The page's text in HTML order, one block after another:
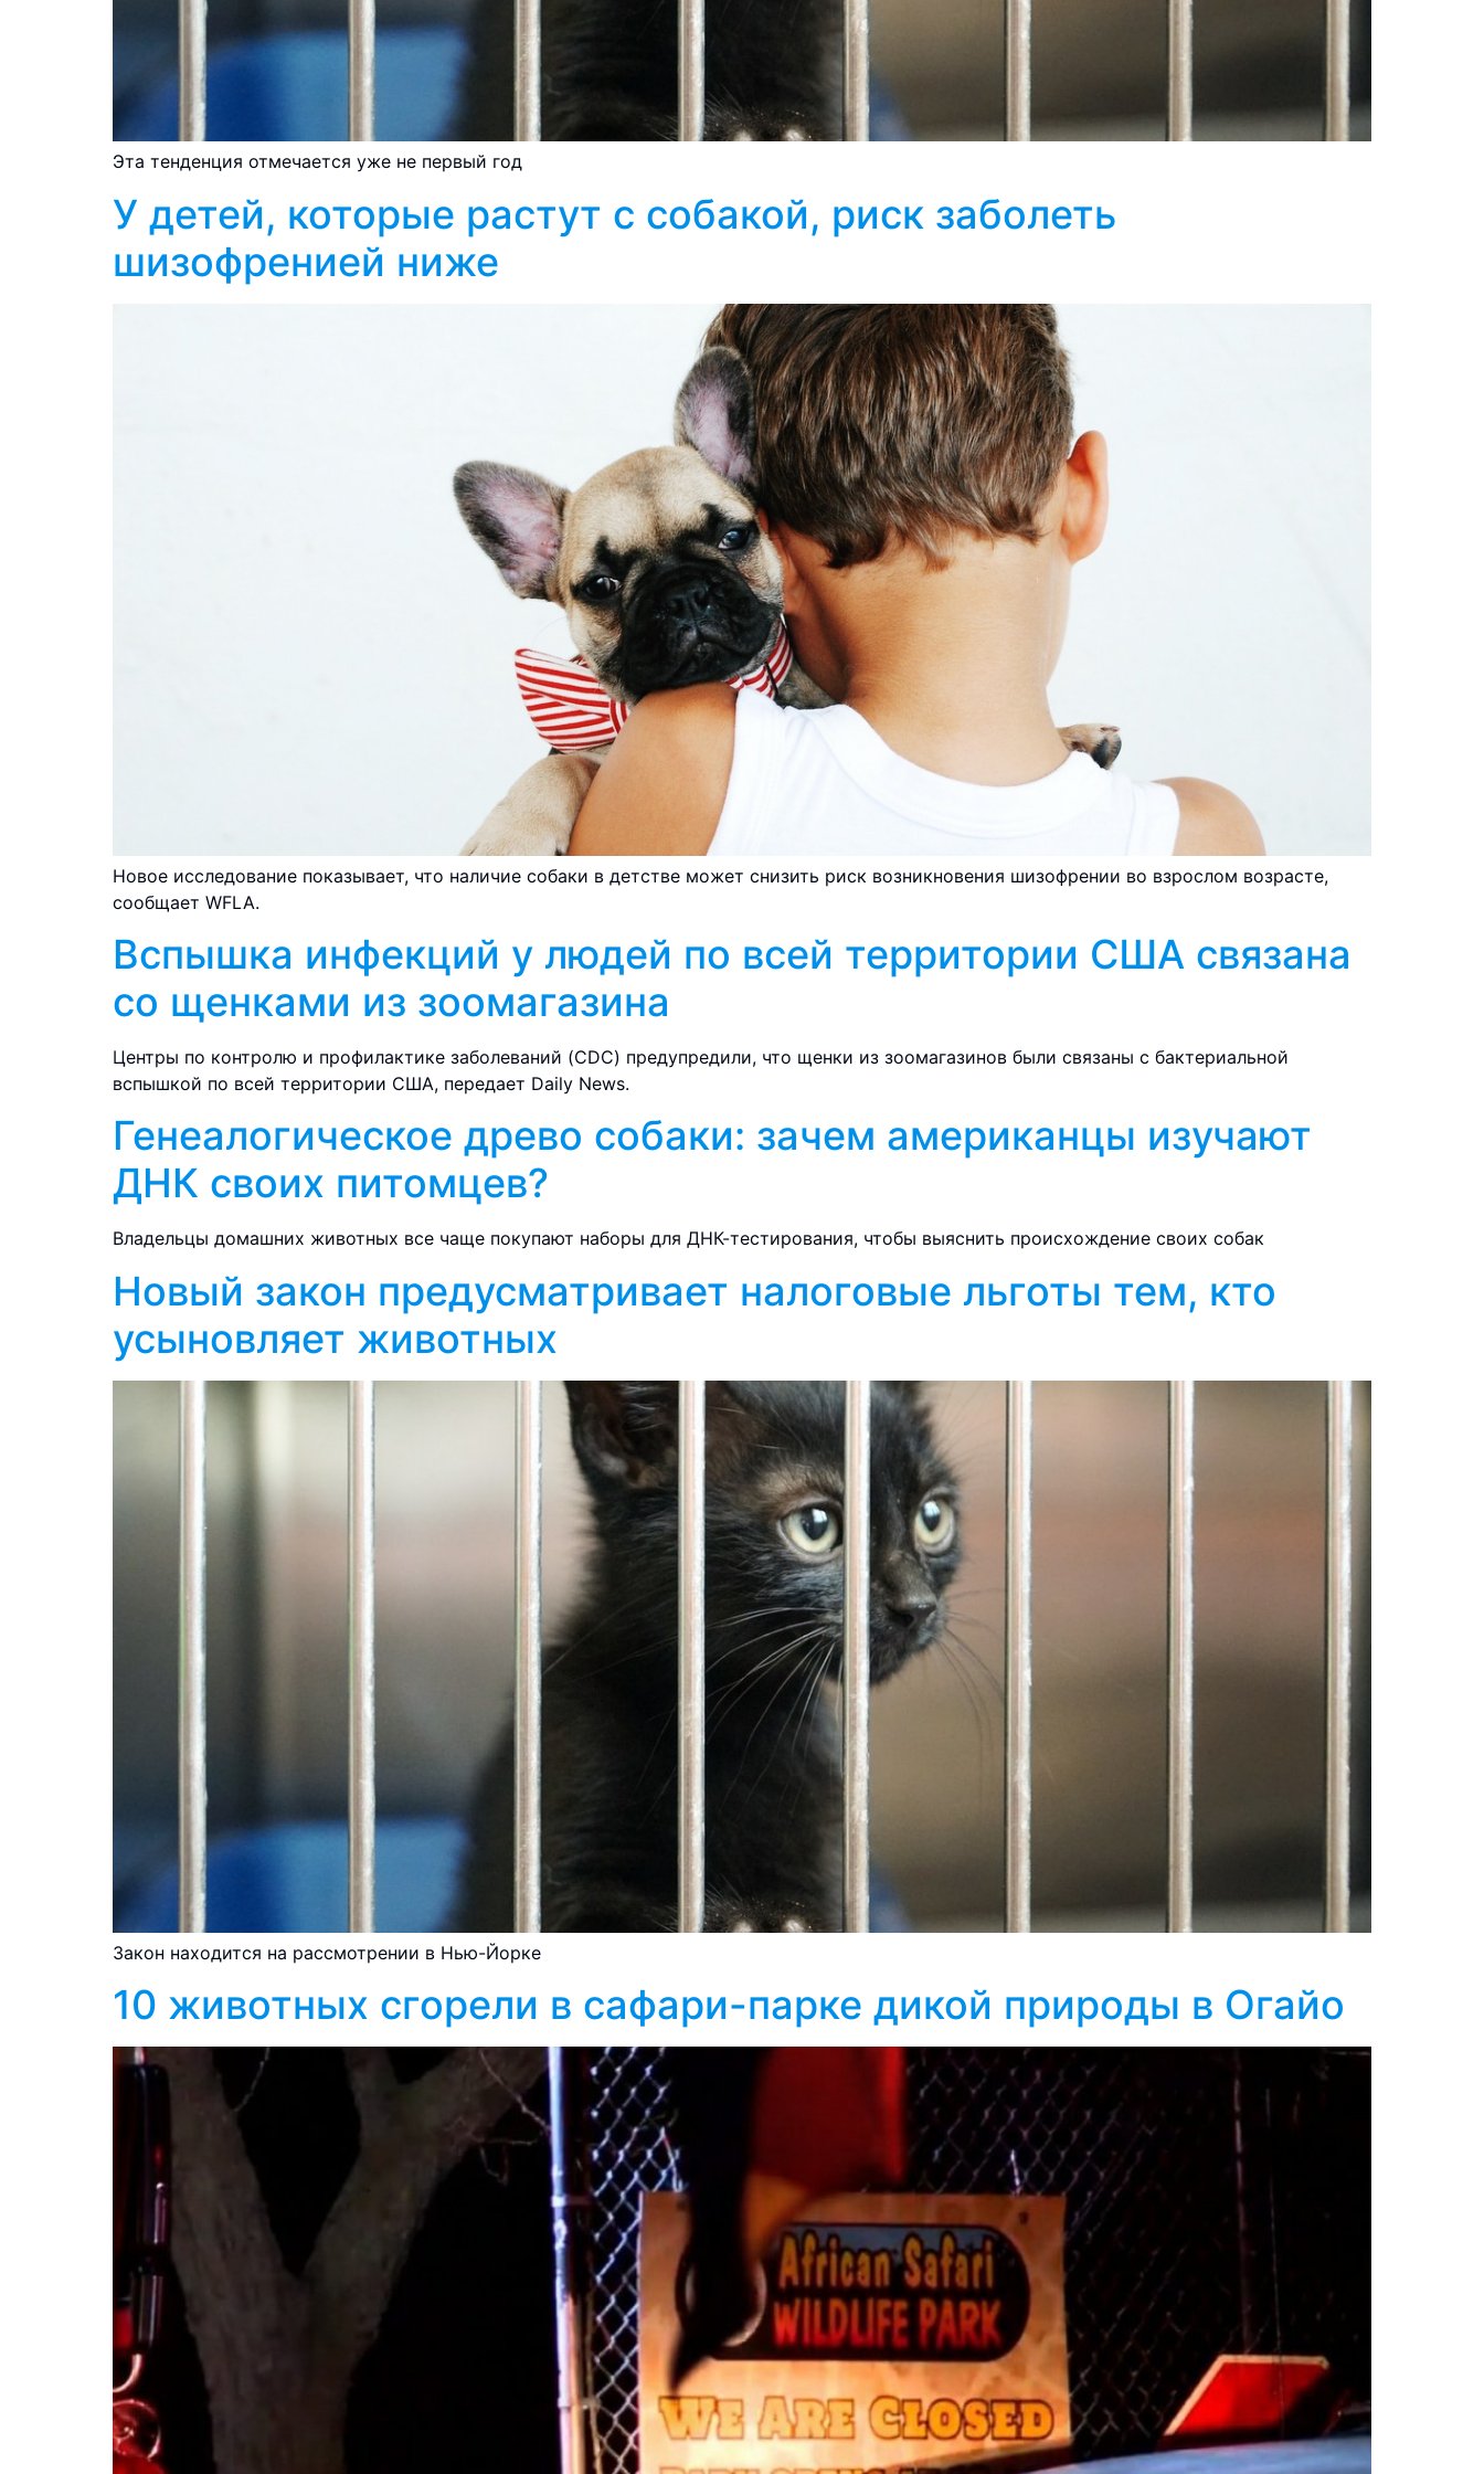
Эта тенденция отмечается уже не первый год
У детей, которые растут с собакой, риск заболеть
шизофренией ниже
Новое исследование показывает, что наличие собаки в детстве может снизить риск возникновения шизофрении во взрослом возрасте,
сообщает WFLA.
Вспышка инфекций у людей по всей территории США связана
со щенками из зоомагазина
Центры по контролю и профилактике заболеваний (CDC) предупредили, что щенки из зоомагазинов были связаны с бактериальной
вспышкой по всей территории США, передает Daily News.
Генеалогическое древо собаки: зачем американцы изучают
ДНК своих питомцев?
Владельцы домашних животных все чаще покупают наборы для ДНК-тестирования, чтобы выяснить происхождение своих собак
Новый закон предусматривает налоговые льготы тем, кто
усыновляет животных
Закон находится на рассмотрении в Нью-Йорке
10 животных сгорели в сафари-парке дикой природы в Огайо